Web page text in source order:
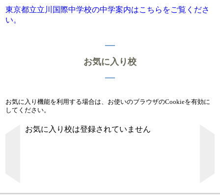
東京都立立川国際中学校の中学案内はこちらをご覧くださ
い。
お気に入り校
お気に入り機能を利用する場合は、お使いのブラウザのCookieを有効に
してください。
お気に入り校は登録されていません